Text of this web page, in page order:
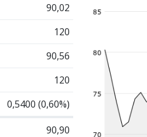
90,02
120
90,56
120
0,5400 (0,60%)
90,90